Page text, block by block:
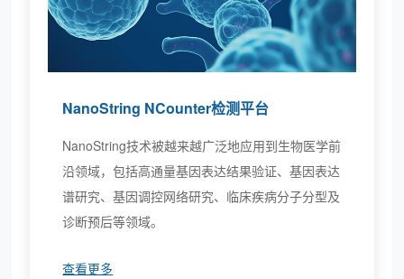
NanoString NCounter检测平台
NanoString技术被越来越广泛地应用到生物医学前
沿领域，包括高通量基因表达结果验证、基因表达
谱研究、基因调控网络研究、临床疾病分子分型及
诊断预后等领域。
查看更多